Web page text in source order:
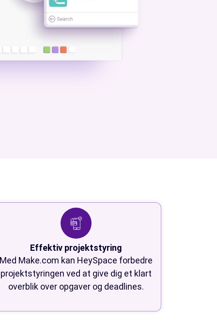
Effektiv projektstyring
Med Make.com kan HeySpace forbedre
projektstyringen ved at give dig et klart
overblik over opgaver og deadlines.